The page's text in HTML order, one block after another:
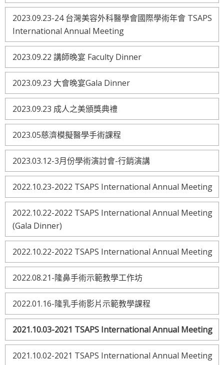
2023.09.23-24 台灣美容外科醫學會國際學術年會 TSAPS
International Annual Meeting
2023.09.22 講師晚宴 Faculty Dinner
2023.09.23 大會晚宴Gala Dinner
2023.09.23 成人之美頒獎典禮
2023.05慈濟模擬醫學手術課程
2023.03.12-3月份學術演討會-行銷演講
2022.10.23-2022 TSAPS International Annual Meeting
2022.10.22-2022 TSAPS International Annual Meeting
(Gala Dinner)
2022.10.22-2022 TSAPS International Annual Meeting
2022.08.21-隆鼻手術示範教學工作坊
2022.01.16-隆乳手術影片示範教學課程
2021.10.03-2021 TSAPS International Annual Meeting
2021.10.02-2021 TSAPS International Annual Meeting